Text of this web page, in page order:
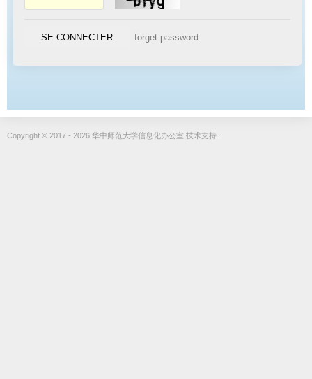
Copyright © 2017 - 2026 华中师范大学信息化办公室 技术支持.